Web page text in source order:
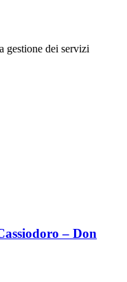
gestione dei servizi
– Don